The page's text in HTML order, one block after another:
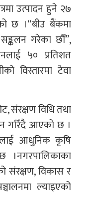
उत्पादन हुने २७
छ ।“बीउ बैंकमा
गरेका छौँ”,
५० प्रतिशत
विस्तारमा टेवा
संरक्षण विधि तथा
गरिँदै आएको छ ।
आधुनिक कृषि
।नगरपालिकाका
संरक्षण, विकास र
ल्याइएको